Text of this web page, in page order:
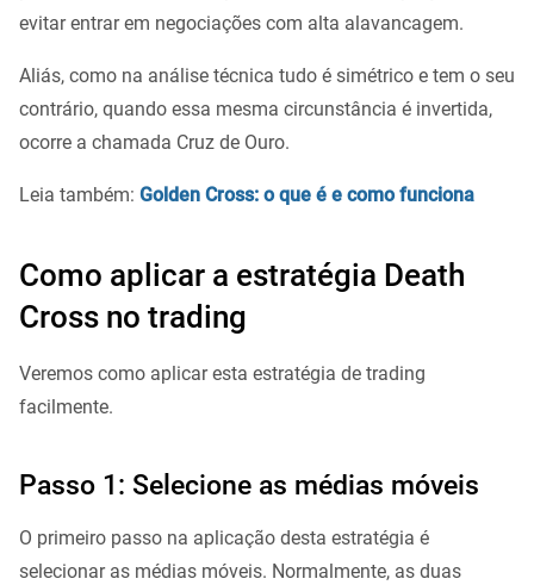
evitar entrar em negociações com alta alavancagem.
Aliás, como na análise técnica tudo é simétrico e tem o seu
contrário, quando essa mesma circunstância é invertida,
ocorre a chamada Cruz de Ouro.
Leia também: Golden Cross: o que é e como funciona
Como aplicar a estratégia Death
Cross no trading
Veremos como aplicar esta estratégia de trading
facilmente.
Passo 1: Selecione as médias móveis
O primeiro passo na aplicação desta estratégia é
selecionar as médias móveis. Normalmente, as duas